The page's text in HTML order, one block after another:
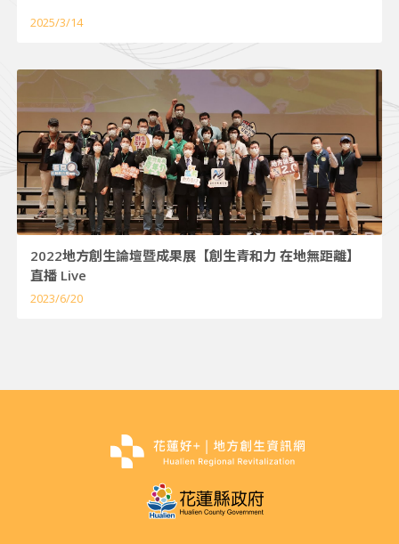
2025/3/14
2022地方創生論壇暨成果展【創生青和力 在地無距離】
直播 Live
2023/6/20